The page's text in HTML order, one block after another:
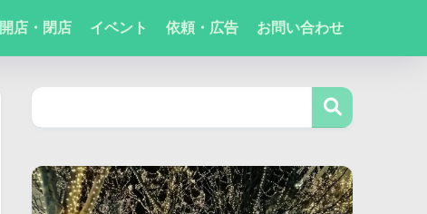
開店・閉店 イベント 依頼・広告 お問い合わせ